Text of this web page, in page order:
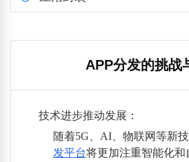
APP分发的挑战
技术进步推动发展 ：
随着5G、AI、物联网等新技
发平台将更加注重智能化